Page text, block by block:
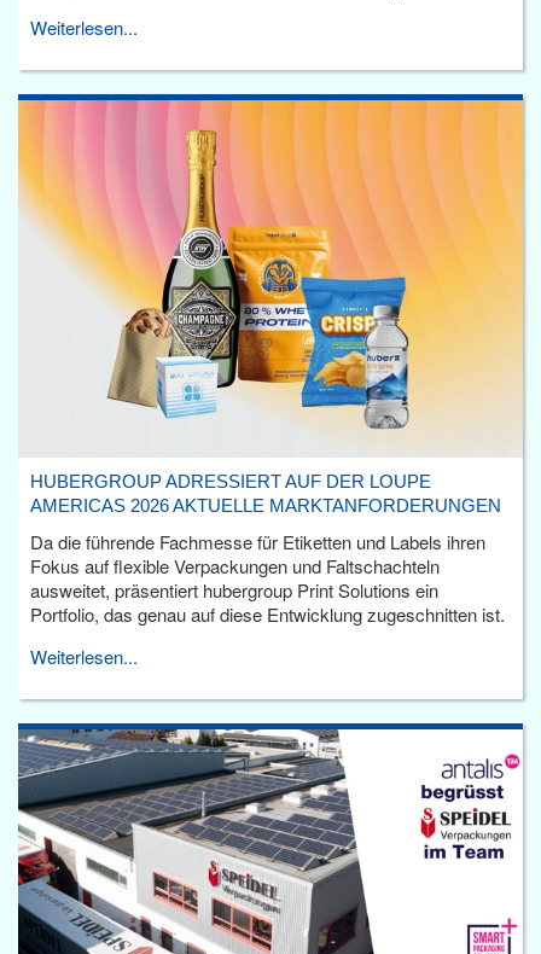
Weiterlesen...
HUBERGROUP ADRESSIERT AUF DER LOUPE
AMERICAS 2026 AKTUELLE MARKTANFORDERUNGEN
Da die führende Fachmesse für Etiketten und Labels ihren
Fokus auf flexible Verpackungen und Faltschachteln
ausweitet, präsentiert hubergroup Print Solutions ein
Portfolio, das genau auf diese Entwicklung zugeschnitten ist.
Weiterlesen...